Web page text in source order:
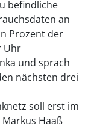
befindliche
an
Prozent der
Uhr
und sprach
nächsten drei
soll erst im
Haaß